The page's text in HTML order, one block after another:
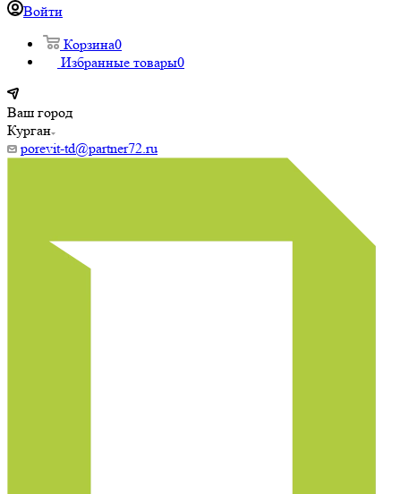
Войти
Корзина0
Избранные товары0
Ваш город
Курган
porevit-td@partner72.ru